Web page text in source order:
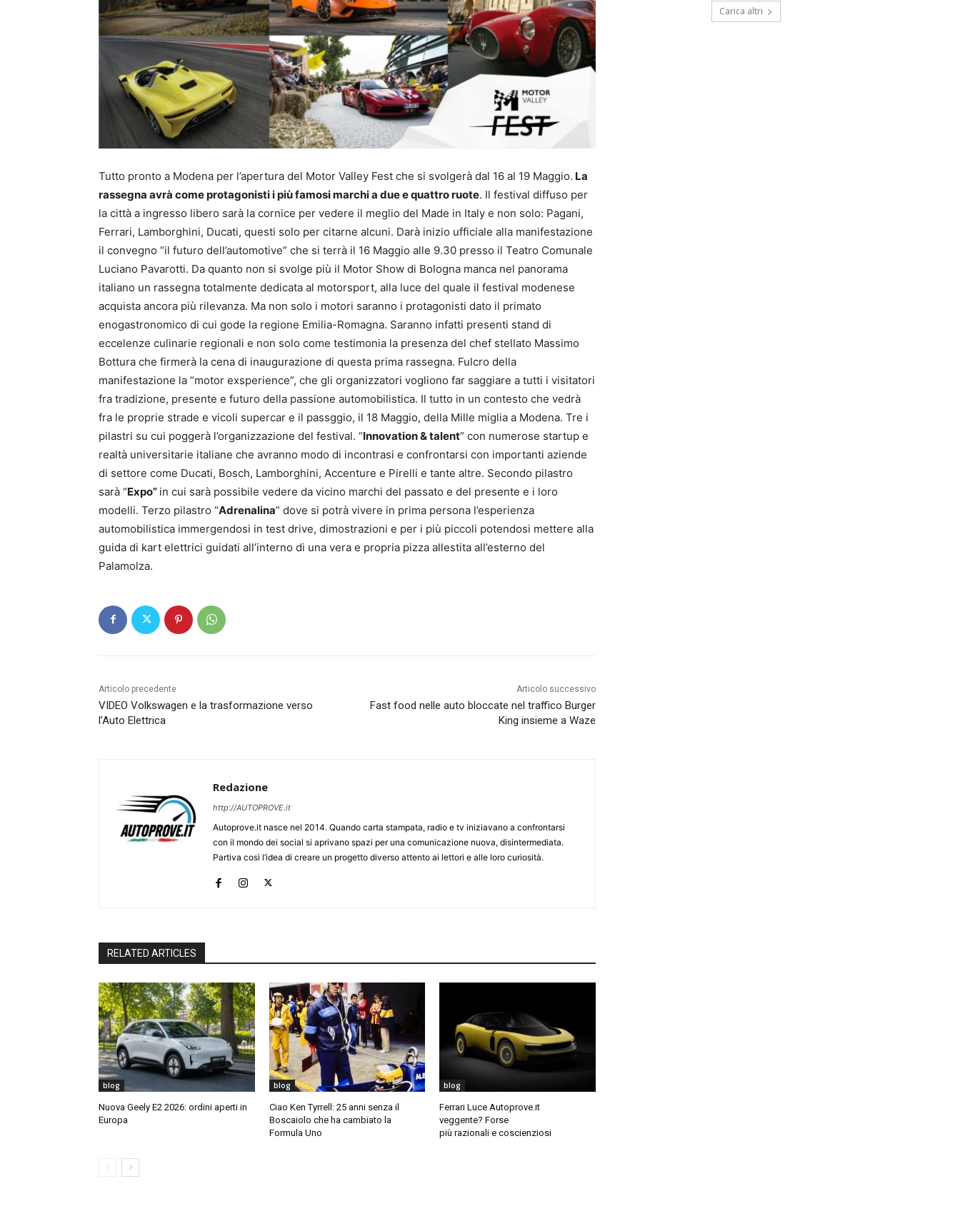
Tutto pronto a Modena per l’apertura del Motor Valley Fest che si svolgerà dal 16 al 19 Maggio. La
rassegna avrà come protagonisti i più famosi marchi a due e quattro ruote. Il festival diffuso per
la città a ingresso libero sarà la cornice per vedere il meglio del Made in Italy e non solo: Pagani,
Ferrari, Lamborghini, Ducati, questi solo per citarne alcuni. Darà inizio ufficiale alla manifestazione
il convegno “il futuro dell’automotive” che si terrà il 16 Maggio alle 9.30 presso il Teatro Comunale
Luciano Pavarotti. Da quanto non si svolge più il Motor Show di Bologna manca nel panorama
italiano un rassegna totalmente dedicata al motorsport, alla luce del quale il festival modenese
acquista ancora più rilevanza. Ma non solo i motori saranno i protagonisti dato il primato
enogastronomico di cui gode la regione Emilia-Romagna. Saranno infatti presenti stand di
eccelenze culinarie regionali e non solo come testimonia la presenza del chef stellato Massimo
Bottura che firmerà la cena di inaugurazione di questa prima rassegna. Fulcro della
manifestazione la “motor exsperience”, che gli organizzatori vogliono far saggiare a tutti i visitatori
fra tradizione, presente e futuro della passione automobilistica. Il tutto in un contesto che vedrà
fra le proprie strade e vicoli supercar e il passggio, il 18 Maggio, della Mille miglia a Modena. Tre i
pilastri su cui poggerà l’organizzazione del festival. “Innovation & talent” con numerose startup e
realtà universitarie italiane che avranno modo di incontrasi e confrontarsi con importanti aziende
di settore come Ducati, Bosch, Lamborghini, Accenture e Pirelli e tante altre. Secondo pilastro
sarà “Expo” in cui sarà possibile vedere da vicino marchi del passato e del presente e i loro
modelli. Terzo pilastro “Adrenalina” dove si potrà vivere in prima persona l’esperienza
automobilistica immergendosi in test drive, dimostrazioni e per i più piccoli potendosi mettere alla
guida di kart elettrici guidati all’interno di una vera e propria pizza allestita all’esterno del
Palamolza.
Articolo precedente
VIDEO Volkswagen e la trasformazione verso
l’Auto Elettrica
Articolo successivo
Fast food nelle auto bloccate nel traffico Burger
King insieme a Waze
Redazione
http://AUTOPROVE.it
Autoprove.it nasce nel 2014. Quando carta stampata, radio e tv iniziavano a confrontarsi
con il mondo dei social si aprivano spazi per una comunicazione nuova, disintermediata.
Partiva così l’idea di creare un progetto diverso attento ai lettori e alle loro curiosità.
RELATED ARTICLES
blog
Nuova Geely E2 2026: ordini aperti in
Europa
blog
Ciao Ken Tyrrell: 25 anni senza il
Boscaiolo che ha cambiato la
Formula Uno
blog
Ferrari Luce Autoprove.it
veggente? Forse
più razionali e coscienziosi
Carica altri